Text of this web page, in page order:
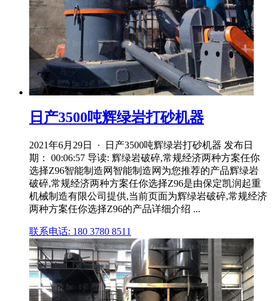
日产3500吨辉绿岩打砂机器
2021年6月29日 · 日产3500吨辉绿岩打砂机器 发布日
期： 00:06:57 导读: 辉绿岩破碎,常规经济两种方案任你
选择Z96智能制造网智能制造网为您推荐的产品辉绿岩
破碎,常规经济两种方案任你选择Z96是由保定凯润起重
机械制造有限公司提供,当前页面为辉绿岩破碎,常规经济
两种方案任你选择Z96的产品详细介绍 ...
联系电话: 180 3780 8511